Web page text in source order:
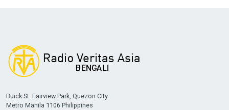
Buick St. Fairview Park, Quezon City
Metro Manila 1106 Philippines